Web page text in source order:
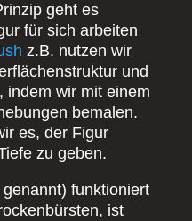
geht es
für sich arbeiten
z.B. nutzen wir
und
indem wir mit einem
bemalen.
es, der Figur
zu geben.
funktioniert
ist